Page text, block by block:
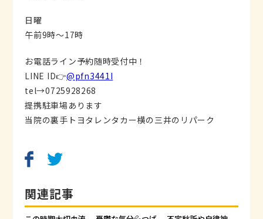
日曜
午前9時〜17時
お電話ライン予約随時受付中！
LINE ID👉@pfn3441I
tel→0725928268
提携駐車場あります
当院の裏手トヨタレンタカー横の三井のリパーク
関連記事